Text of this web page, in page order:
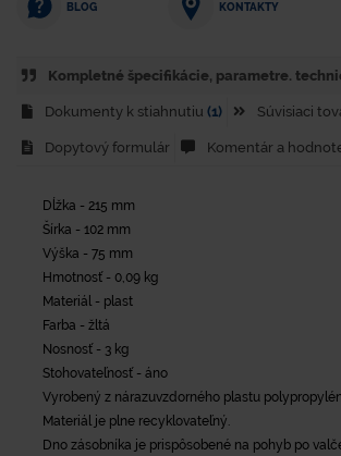
BLOG KONTAKTY
Kompletné špecifikácie, parametre.
Dokumenty k stiahnutiu (1) Súvisiaci
Dopytový formulár Komentár a
Dĺžka - 215 mm
Šírka - 102 mm
Výška - 75 mm
Hmotnosť - 0,09 kg
Materiál - plast
Farba - žltá
Nosnosť - 3 kg
Stohovateľnosť - áno
Vyrobený z nárazuvzdorného plastu
Materiál je plne recyklovateľný.
Dno zásobníka je prispôsobené na pohyb po